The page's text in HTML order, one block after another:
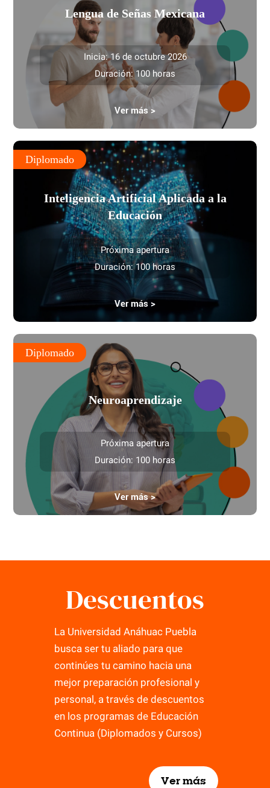
Lengua de Señas Mexicana
Inicia: 16 de octubre 2026
Duración: 100 horas
Ver más >
Inteligencia Artificial Aplicada a la
Educación
Próxima apertura
Duración: 100 horas
Ver más >
Diplomado
Neuroaprendizaje
Próxima apertura
Duración: 100 horas
Ver más >
Diplomado
Descuentos
La Universidad Anáhuac Puebla
busca ser tu aliado para que
continúes tu camino hacia una
mejor preparación profesional y
personal, a través de descuentos
en los programas de Educación
Continua (Diplomados y Cursos)
Ver más